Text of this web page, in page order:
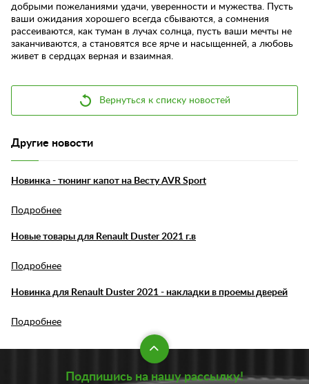
добрыми пожеланиями удачи, уверенности и мужества. Пусть
ваши ожидания хорошего всегда сбываются, а сомнения
рассеиваются, как туман в лучах солнца, пусть ваши мечты не
заканчиваются, а становятся все ярче и насыщенней, а любовь
живет в сердцах верная и взаимная.
Вернуться к списку новостей
Другие новости
Новинка - тюнинг капот на Весту AVR Sport
Подробнее
Новые товары для Renault Duster 2021 г.в
Подробнее
Новинка для Renault Duster 2021 - накладки в проемы дверей
Подробнее
Подпишись на нашу рассылку!